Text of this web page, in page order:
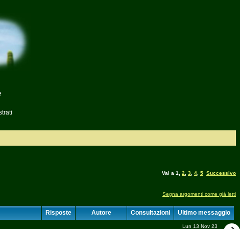
Vai a 1 2 3 4 5 Successivo
Segna argomenti come già letti
Risposte Autore Consultazioni Ultimo messaggio
Lun 13 Nov 23